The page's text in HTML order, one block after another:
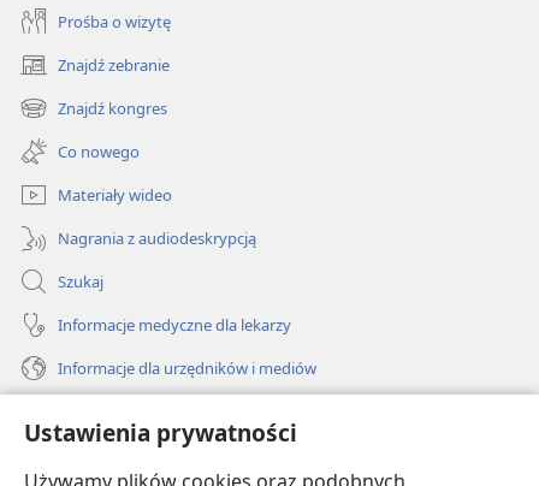
Ustawienia prywatności
Prośba o wizytę
Znajdź zebranie
(opens
new
window)
Znajdź kongres
(opens
new
window)
Co nowego
Materiały wideo
Nagrania z audiodeskrypcją
Szukaj
Informacje medyczne dla lekarzy
Informacje dla urzędników i mediów
Darowizny